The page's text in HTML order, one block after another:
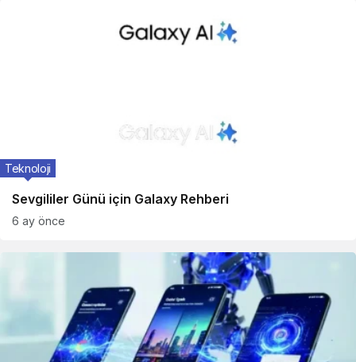
Sevgililer Günü için Galaxy Rehberi
Teknoloji
6 ay önce